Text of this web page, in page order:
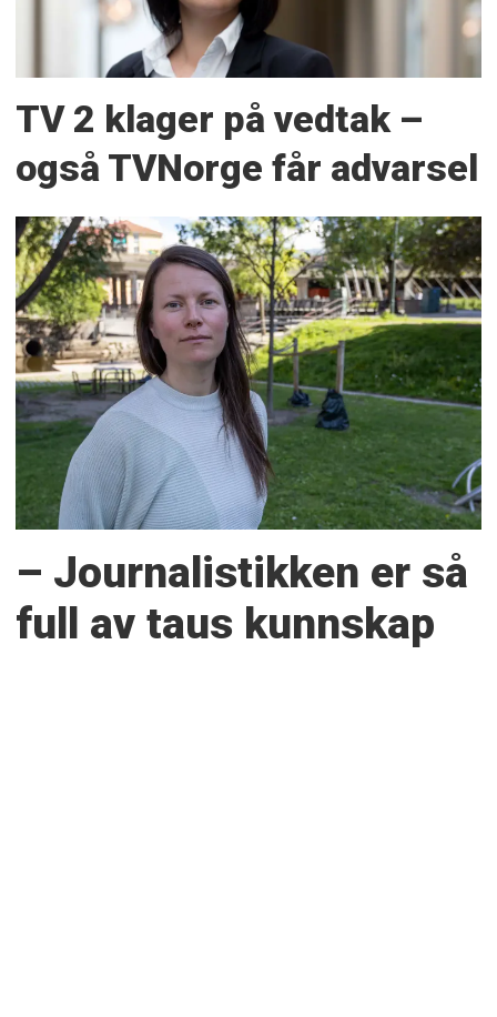
TV 2 klager på vedtak –
også TVNorge får advarsel
– Journalistikken er så
full av taus kunnskap